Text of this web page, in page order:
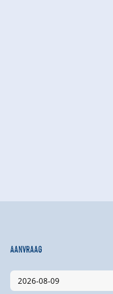
Aanvraag